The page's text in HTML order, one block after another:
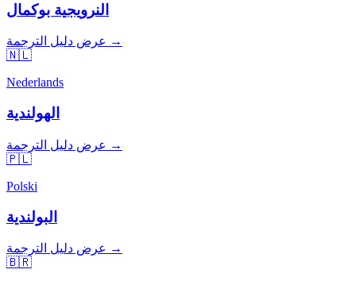
النرويجية بوكمال
عرض دليل الترجمة →
🇳🇱
Nederlands
الهولندية
عرض دليل الترجمة →
🇵🇱
Polski
البولندية
عرض دليل الترجمة →
🇧🇷